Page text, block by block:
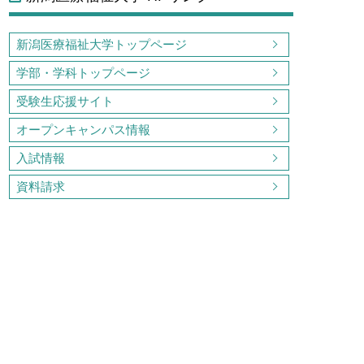
新潟医療福祉大学トップページ
学部・学科トップページ
受験生応援サイト
オープンキャンパス情報
入試情報
資料請求